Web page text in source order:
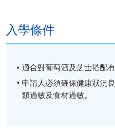
入學條件
適合對葡萄酒及芝士搭配
申請人必須確保健康狀況
類過敏及食材過敏。